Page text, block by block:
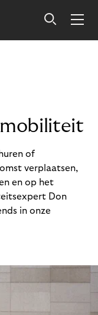
of
verplaatsen,
en op het
Don
in onze